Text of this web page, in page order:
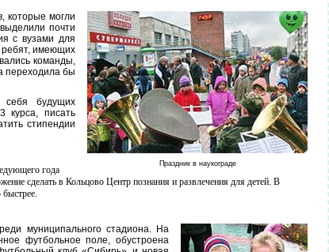
Праздник в наукограде
которые могли
почти
с вузами для
ребят, имеющих
команды,
переходила бы
себя будущих
курса, писать
стипендии
года
сделать в Кольцово Центр познания и развлечения для детей. В
муниципального стадиона. На
футбольное поле, обустроена